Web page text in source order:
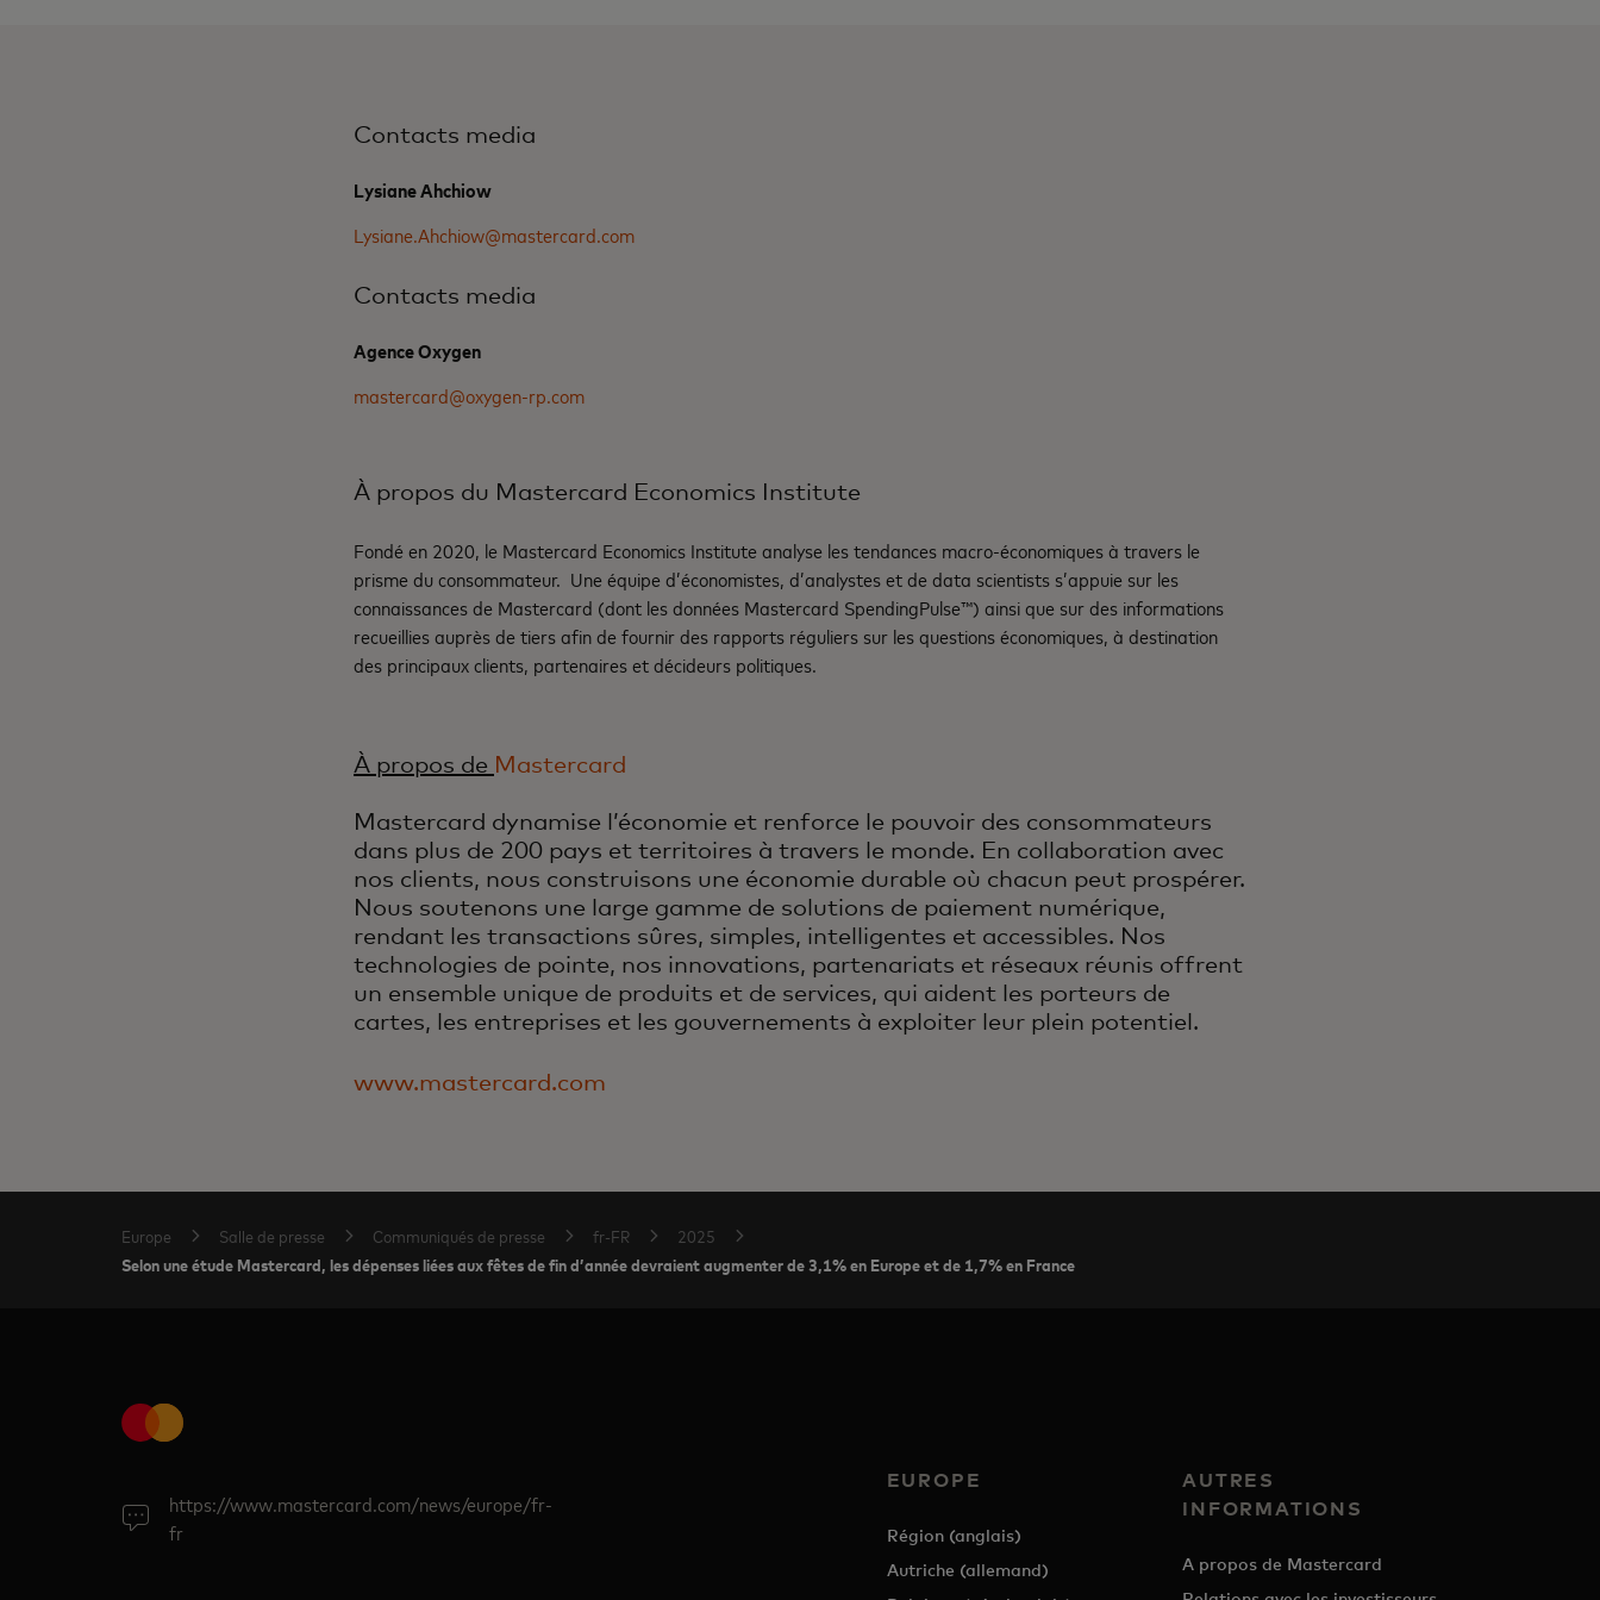
Contacts media
Lysiane Ahchiow
Lysiane.Ahchiow@mastercard.com
Contacts media
Agence Oxygen
mastercard@oxygen-rp.com
À propos du Mastercard Economics Institute
Fondé en 2020, le Mastercard Economics Institute analyse les tendances macro-économiques à travers le
prisme du consommateur. Une équipe d’économistes, d’analystes et de data scientists s’appuie sur les
connaissances de Mastercard (dont les données Mastercard SpendingPulse™) ainsi que sur des informations
recueillies auprès de tiers afin de fournir des rapports réguliers sur les questions économiques, à destination
des principaux clients, partenaires et décideurs politiques.
À propos de Mastercard
Mastercard dynamise l’économie et renforce le pouvoir des consommateurs
dans plus de 200 pays et territoires à travers le monde. En collaboration avec
nos clients, nous construisons une économie durable où chacun peut prospérer.
Nous soutenons une large gamme de solutions de paiement numérique,
rendant les transactions sûres, simples, intelligentes et accessibles. Nos
technologies de pointe, nos innovations, partenariats et réseaux réunis offrent
un ensemble unique de produits et de services, qui aident les porteurs de
cartes, les entreprises et les gouvernements à exploiter leur plein potentiel.
www.mastercard.com
Europe Salle de presse Communiqués de presse fr-FR 2025
Selon une étude Mastercard, les dépenses liées aux fêtes de fin d’année devraient augmenter de 3,1% en Europe et de 1,7% en France
https://www.mastercard.com/news/europe/fr-
fr
EUROPE
Région (anglais)
Autriche (allemand)
AUTRES
INFORMATIONS
A propos de Mastercard